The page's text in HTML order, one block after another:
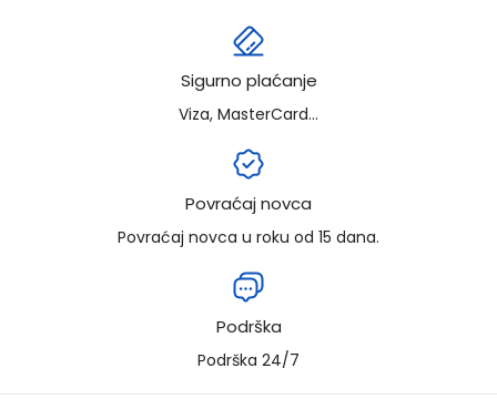
Sigurno plaćanje
Viza, MasterCard...
Povraćaj novca
Povraćaj novca u roku od 15 dana.
Podrška
Podrška 24/7